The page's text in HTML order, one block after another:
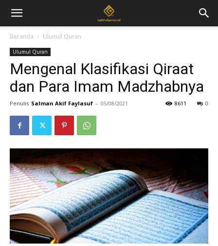
Beranda Ulumul Quran
Ulumul Quran
Mengenal Klasifikasi Qiraat
dan Para Imam Madzhabnya
Penulis Salman Akif Faylasuf - 05/08/2021 0
8611